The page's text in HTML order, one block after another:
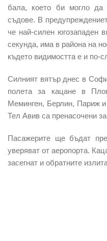
бала, което би могло да
съдове. В
че най-силен югозападен
секунда, има в района на
където видимостта е и по-
Силният вятър днес в
полета за кацане в
Меминген, Берлин, Париж
Тел Aвив са пренасочени
Пасажерите ще бъдат
уверяват от аеропорта.
засегнат и обратните